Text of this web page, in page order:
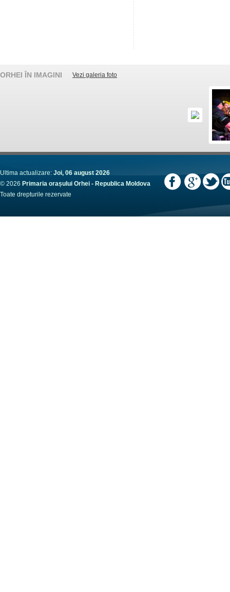
ORHEI ÎN IMAGINI Vezi galeria foto
Ultima actualizare: Joi, 06 august 2026
© 2026 Primaria orașului Orhei - Republica Moldova
Toate drepturile rezervate